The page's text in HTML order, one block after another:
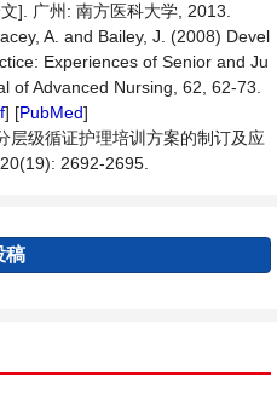
]. 广州: 南方医科大学, 2013.
A. and Bailey, J. (2008) Devel
Experiences of Senior and Ju
of Advanced Nursing, 62, 62-73.
] [PubMed]
层级循证护理培训方案的制订及应
2692-2695.
稿